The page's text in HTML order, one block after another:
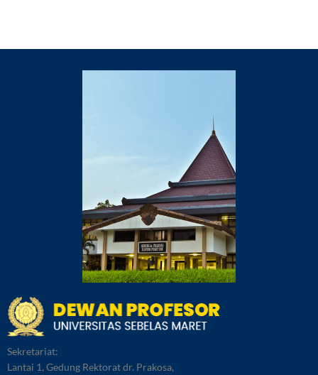
Sekretariat:
Lantai 1, Gedung Rektorat dr. Prakosa,